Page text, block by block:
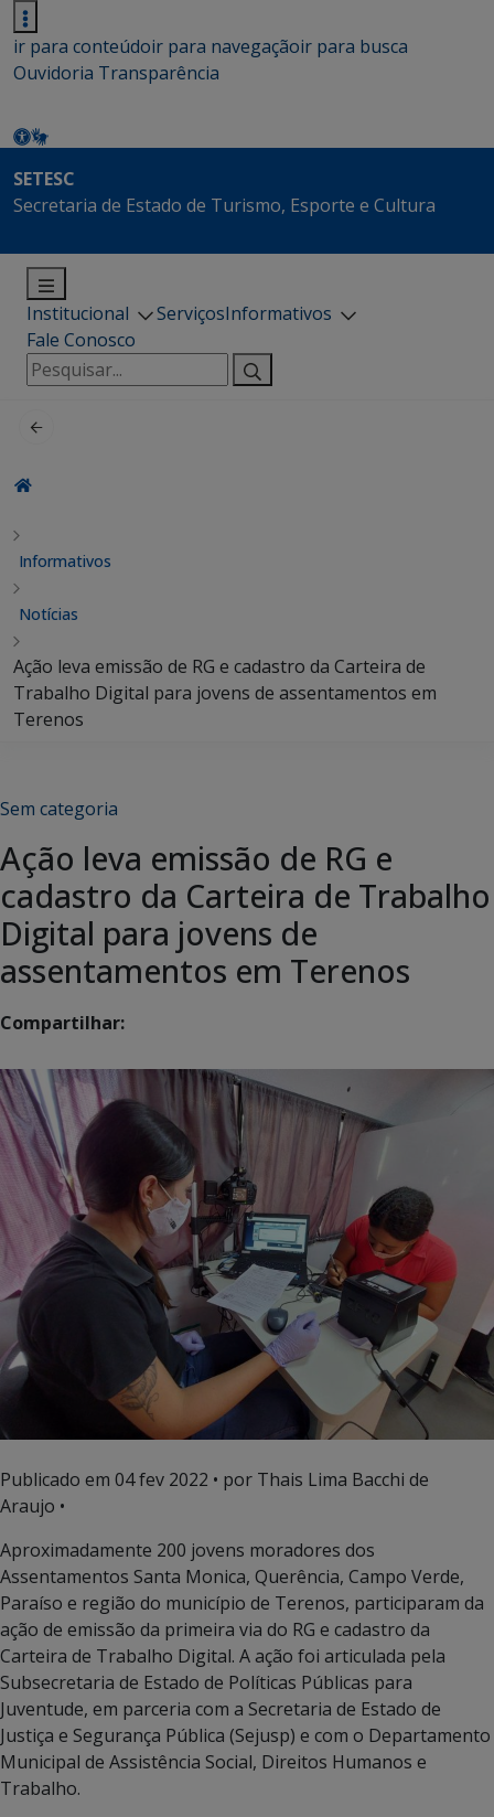
ir para conteúdoir para navegaçãoir para busca
Ouvidoria Transparência
SETESC
Secretaria de Estado de Turismo, Esporte e Cultura
Institucional ServiçosInformativos
Fale Conosco
Pesquisar
por:
Informativos
Notícias
Ação leva emissão de RG e cadastro da Carteira de
Trabalho Digital para jovens de assentamentos em
Terenos
Sem categoria
Ação leva emissão de RG e
cadastro da Carteira de Trabalho
Digital para jovens de
assentamentos em Terenos
Compartilhar:
Publicado em 04 fev 2022 • por Thais Lima Bacchi de
Araujo •
Aproximadamente 200 jovens moradores dos
Assentamentos Santa Monica, Querência, Campo Verde,
Paraíso e região do município de Terenos, participaram da
ação de emissão da primeira via do RG e cadastro da
Carteira de Trabalho Digital. A ação foi articulada pela
Subsecretaria de Estado de Políticas Públicas para
Juventude, em parceria com a Secretaria de Estado de
Justiça e Segurança Pública (Sejusp) e com o Departamento
Municipal de Assistência Social, Direitos Humanos e
Trabalho.